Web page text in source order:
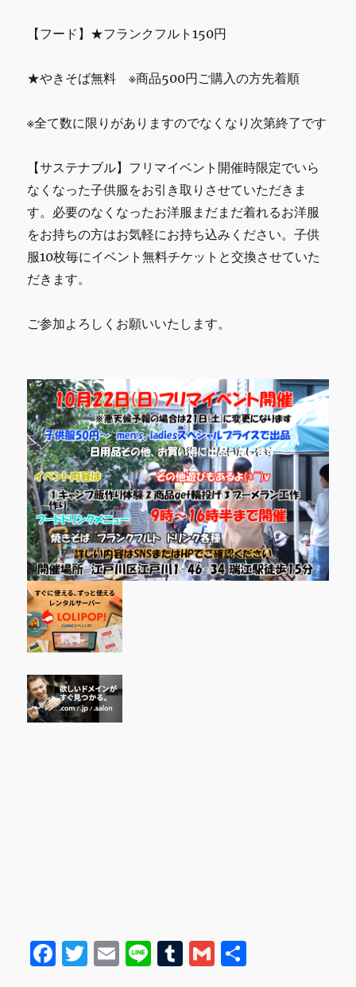
【フード】★フランクフルト150円
★やきそば無料 ※商品500円ご購入の方先着順
※全て数に限りがありますのでなくなり次第終了です
【サステナブル】フリマイベント開催時限定でいら
なくなった子供服をお引き取りさせていただきま
す。必要のなくなったお洋服まだまだ着れるお洋服
をお持ちの方はお気軽にお持ち込みください。子供
服10枚毎にイベント無料チケットと交換させていた
だきます。
ご参加よろしくお願いいたします。
F
T
E
Li T
G